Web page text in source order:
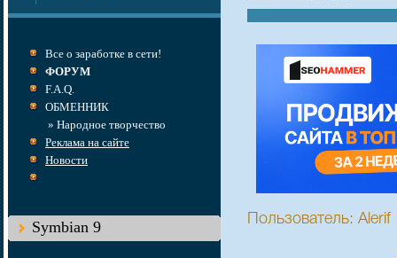
Все о заработке в сети!
ФОРУМ
F.A.Q.
ОБМЕННИК
» Народное творчество
Реклама на сайте
Новости
Symbian 9 Пользователь: Alerif